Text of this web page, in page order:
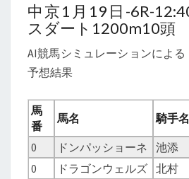
中京1月19日-6R-
スダート1200m10頭
AI競馬シミュレーションによ
予想結果
馬
番
馬名 騎手名
0
ドンパッショーネ 池添
0
ドラゴンウェルズ 北村